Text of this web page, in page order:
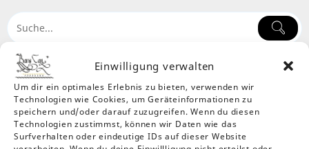
Einwilligung verwalten
Um dir ein optimales Erlebnis zu bieten, verwenden wir
Technologien wie Cookies, um Geräteinformationen zu
speichern und/oder darauf zuzugreifen. Wenn du diesen
Technologien zustimmst, können wir Daten wie das
Surfverhalten oder eindeutige IDs auf dieser Website
Schlagwort:cowboy
Home Produkte cowboy
Einzelnes Ergebnis wird angezeigt